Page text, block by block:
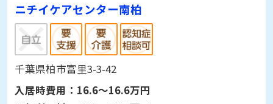
ニチイケアセンター南柏
千葉県柏市富里3-3-42
入居時費用： 16.6～16.6万円